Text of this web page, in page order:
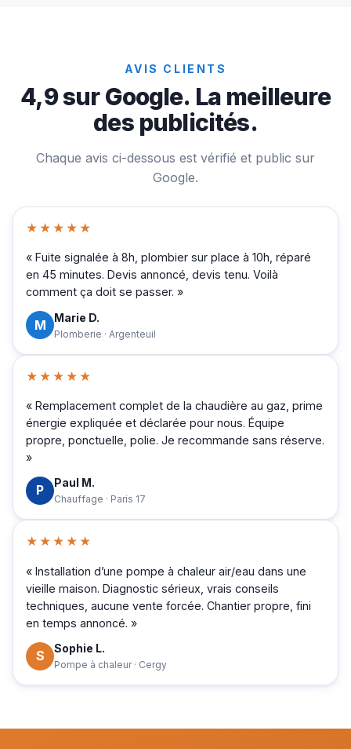
AVIS CLIENTS
4,9 sur Google. La meilleure
des publicités.
Chaque avis ci-dessous est vérifié et public sur
Google.
★★★★★
« Fuite signalée à 8h, plombier sur place à 10h, réparé
en 45 minutes. Devis annoncé, devis tenu. Voilà
comment ça doit se passer. »
M Marie D.
Plomberie · Argenteuil
★★★★★
« Remplacement complet de la chaudière au gaz, prime
énergie expliquée et déclarée pour nous. Équipe
propre, ponctuelle, polie. Je recommande sans réserve.
»
P Paul M.
Chauffage · Paris 17
★★★★★
« Installation d’une pompe à chaleur air/eau dans une
vieille maison. Diagnostic sérieux, vrais conseils
techniques, aucune vente forcée. Chantier propre, fini
en temps annoncé. »
S Sophie L.
Pompe à chaleur · Cergy